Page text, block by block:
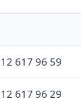
617 96 59
617 96 29